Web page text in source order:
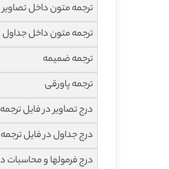
ترجمه متون داخل تصاویر
ترجمه متون داخل جداول
ترجمه ضمیمه
ترجمه پاورقی
درج تصاویر در فایل ترجمه
درج جداول در فایل ترجمه
درج فرمولها و محاسبات